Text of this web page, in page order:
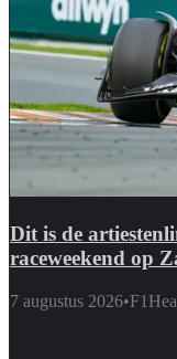
Dit is de
raceweekend op
7 augustus 2026•